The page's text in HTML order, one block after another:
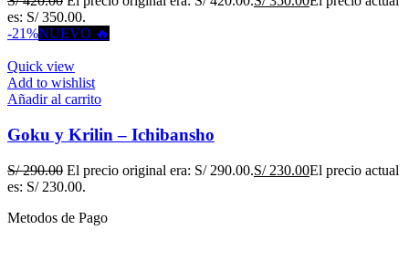
es: S/ 350.00.
-21%NUEVO 🔥
Quick view
Add to wishlist
Añadir al carrito
Goku y Krilin – Ichibansho
S/290.00 El precio original era: S/ 290.00.S/230.00El precio actual
es: S/ 230.00.
Metodos de Pago